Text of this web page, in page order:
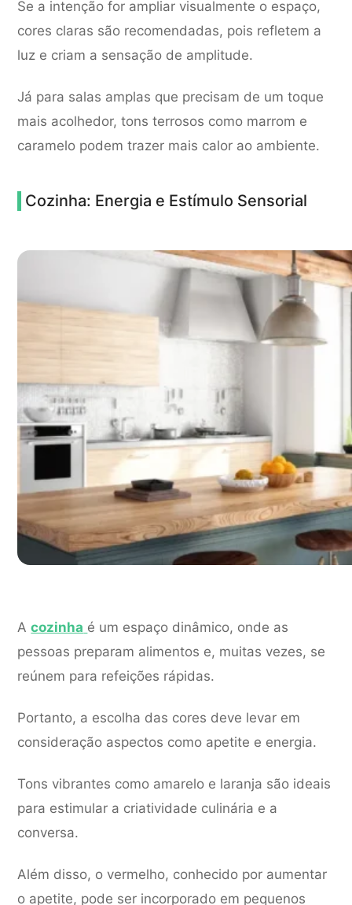
Se a intenção for ampliar visualmente o espaço,
cores claras são recomendadas, pois refletem a
luz e criam a sensação de amplitude.
Já para salas amplas que precisam de um toque
mais acolhedor, tons terrosos como marrom e
caramelo podem trazer mais calor ao ambiente.
Cozinha: Energia e Estímulo Sensorial
Acozinha é um espaço dinâmico, onde as
pessoas preparam alimentos e, muitas vezes, se
reúnem para refeições rápidas.
Portanto, a escolha das cores deve levar em
consideração aspectos como apetite e energia.
Tons vibrantes como amarelo e laranja são ideais
para estimular a criatividade culinária e a
conversa.
Além disso, o vermelho, conhecido por aumentar
o apetite, pode ser incorporado em pequenos